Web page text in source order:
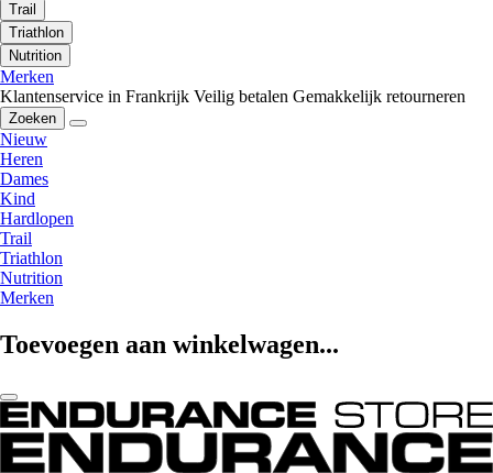
Trail
Triathlon
Nutrition
Merken
Klantenservice in Frankrijk Veilig betalen Gemakkelijk retourneren
Zoeken
Nieuw
Heren
Dames
Kind
Hardlopen
Trail
Triathlon
Nutrition
Merken
Toevoegen aan winkelwagen...